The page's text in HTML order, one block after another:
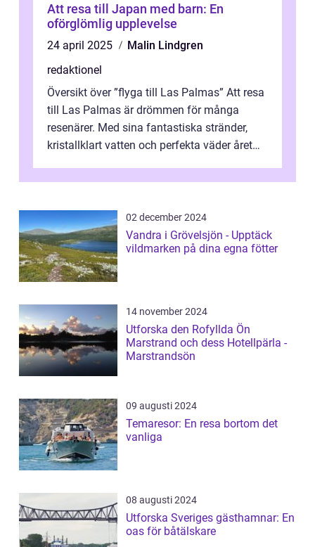
Att resa till Japan med barn: En
oförglömlig upplevelse
24 april 2025
Malin Lindgren
redaktionel
Översikt över ”flyga till Las Palmas” Att resa
till Las Palmas är drömmen för många
resenärer. Med sina fantastiska stränder,
kristallklart vatten och perfekta väder året
02 december 2024
Vandra i Grövelsjön - Upptäck
vildmarken på dina egna fötter
14 november 2024
Utforska den Rofyllda Ön
Marstrand och dess Hotellpärla -
Marstrandsön
09 augusti 2024
Temaresor: En resa bortom det
vanliga
08 augusti 2024
Utforska Sveriges gästhamnar: En
oas för båtälskare